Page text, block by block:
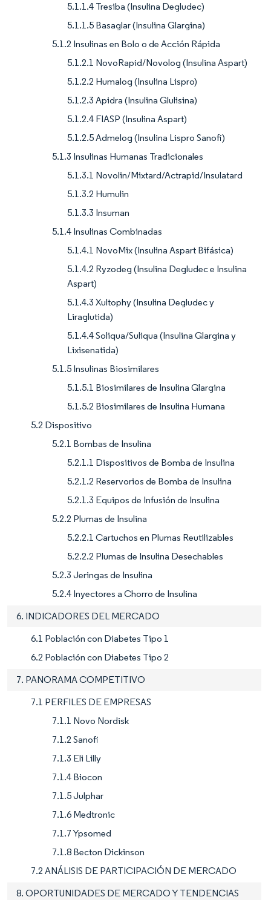
5.1.1.4 Tresiba (Insulina Degludec)
5.1.1.5 Basaglar (Insulina Glargina)
5.1.2 Insulinas en Bolo o de Acción Rápida
5.1.2.1 NovoRapid/Novolog (Insulina Aspart)
5.1.2.2 Humalog (Insulina Lispro)
5.1.2.3 Apidra (Insulina Glulisina)
5.1.2.4 FIASP (Insulina Aspart)
5.1.2.5 Admelog (Insulina Lispro Sanofi)
5.1.3 Insulinas Humanas Tradicionales
5.1.3.1 Novolin/Mixtard/Actrapid/Insulatard
5.1.3.2 Humulin
5.1.3.3 Insuman
5.1.4 Insulinas Combinadas
5.1.4.1 NovoMix (Insulina Aspart Bifásica)
5.1.4.2 Ryzodeg (Insulina Degludec e Insulina
Aspart)
5.1.4.3 Xultophy (Insulina Degludec y
Liraglutida)
5.1.4.4 Soliqua/Suliqua (Insulina Glargina y
Lixisenatida)
5.1.5 Insulinas Biosimilares
5.1.5.1 Biosimilares de Insulina Glargina
5.1.5.2 Biosimilares de Insulina Humana
5.2 Dispositivo
5.2.1 Bombas de Insulina
5.2.1.1 Dispositivos de Bomba de Insulina
5.2.1.2 Reservorios de Bomba de Insulina
5.2.1.3 Equipos de Infusión de Insulina
5.2.2 Plumas de Insulina
5.2.2.1 Cartuchos en Plumas Reutilizables
5.2.2.2 Plumas de Insulina Desechables
5.2.3 Jeringas de Insulina
5.2.4 Inyectores a Chorro de Insulina
6. INDICADORES DEL MERCADO
6.1 Población con Diabetes Tipo 1
6.2 Población con Diabetes Tipo 2
7. PANORAMA COMPETITIVO
7.1 PERFILES DE EMPRESAS
7.1.1 Novo Nordisk
7.1.2 Sanofi
7.1.3 Eli Lilly
7.1.4 Biocon
7.1.5 Julphar
7.1.6 Medtronic
7.1.7 Ypsomed
7.1.8 Becton Dickinson
7.2 ANÁLISIS DE PARTICIPACIÓN DE MERCADO
8. OPORTUNIDADES DE MERCADO Y TENDENCIAS